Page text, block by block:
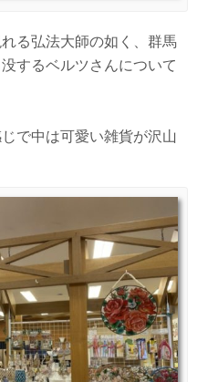
る弘法大師の如く、群馬
するベルツさんについて
で中は可愛い雑貨が沢山